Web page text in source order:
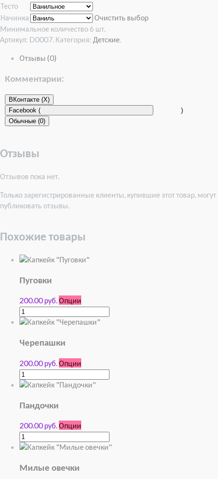
Тесто
Начинка
Очистить выбор
Минимальное количество 6 шт.
Артикул: D0007. Категория: Детские.
Отзывы (0)
Комментарии:
ВКонтакте (X)
Facebook (
)
Обычные (0)
Отзывы
Отзывов пока нет.
Только зарегистрированные клиенты, купившие этот товар, могут
публиковать отзывы.
Похожие товары
Пуговки
200.00 руб.Опции
Черепашки
200.00 руб.Опции
Пандочки
200.00 руб.Опции
Милые овечки